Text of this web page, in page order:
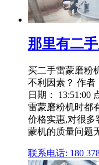
那里有二
买二手雷蒙磨粉
不利因素？ 作者
日期： 13:51:00
雷蒙磨粉机时都
价格实惠,对很多
蒙机的质量问题
联系电话: 180